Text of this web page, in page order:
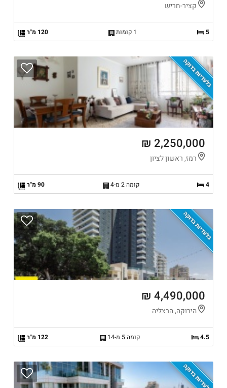
קציר-חריש
5 1 קומות 120 מ"ר
בלעדיות בדוקה
2,250,000 ₪
רמז, ראשון לציון
4 קומה 2 מ-4 90 מ"ר
בלעדיות בדוקה
4,490,000 ₪
הירוקה, הרצליה
4.5 קומה 5 מ-14 122 מ"ר
בלעדיות בדוקה